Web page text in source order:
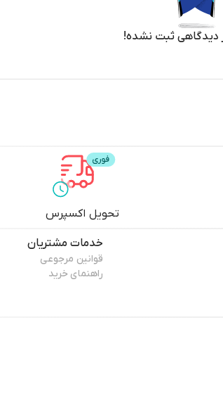
دیدگاهی ثبت نشده!
تحویل اکسپرس
خدمات مشتریان
قوانین مرجوعی
راهنمای خرید